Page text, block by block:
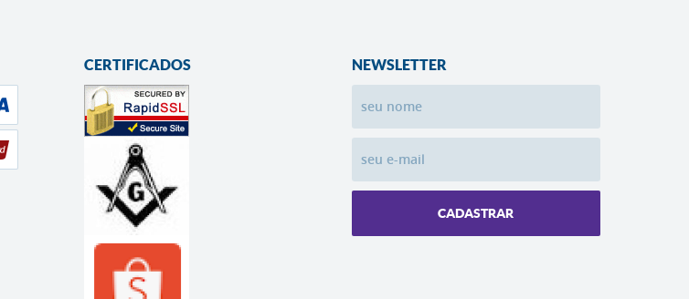
CERTIFICADOS NEWSLETTER
CADASTRAR